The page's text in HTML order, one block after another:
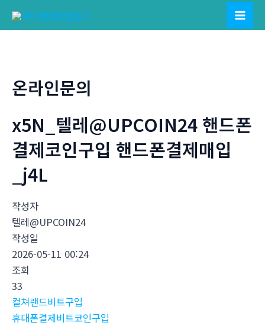
Main
온라인문의
x5N_텔레@UPCOIN24 핸드폰
결제코인구입 핸드폰결제매입
_j4L
작성자
텔레@UPCOIN24
작성일
2026-05-11 00:24
조회
33
컬쳐랜드비트구입
휴대폰결제비트코인구입